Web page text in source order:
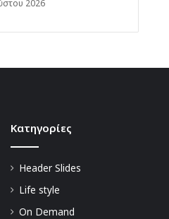
2026
Kατηγορίες
Header Slides
Life style
On Demand